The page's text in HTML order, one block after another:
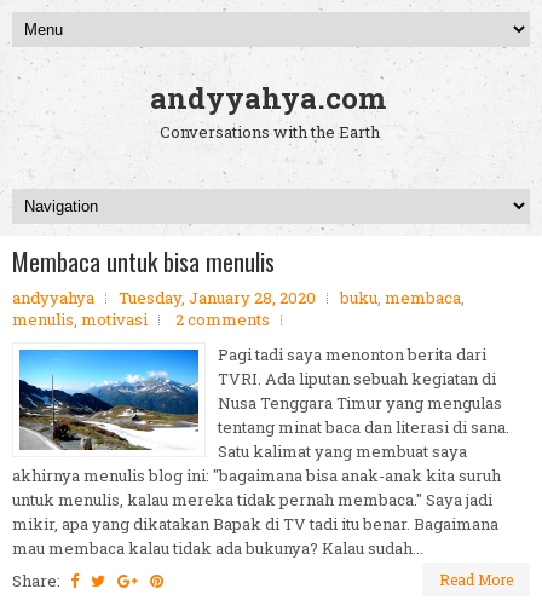
andyyahya.com
Conversations with the Earth
Membaca untuk bisa menulis
andyyahya Tuesday, January 28, 2020 buku, membaca,
menulis, motivasi
2 comments
Pagi tadi saya menonton berita dari
TVRI. Ada liputan sebuah kegiatan di
Nusa Tenggara Timur yang mengulas
tentang minat baca dan literasi di sana.
Satu kalimat yang membuat saya
akhirnya menulis blog ini: "bagaimana bisa anak-anak kita suruh
untuk menulis, kalau mereka tidak pernah membaca." Saya jadi
mikir, apa yang dikatakan Bapak di TV tadi itu benar. Bagaimana
mau membaca kalau tidak ada bukunya? Kalau sudah...
Share:
Read More